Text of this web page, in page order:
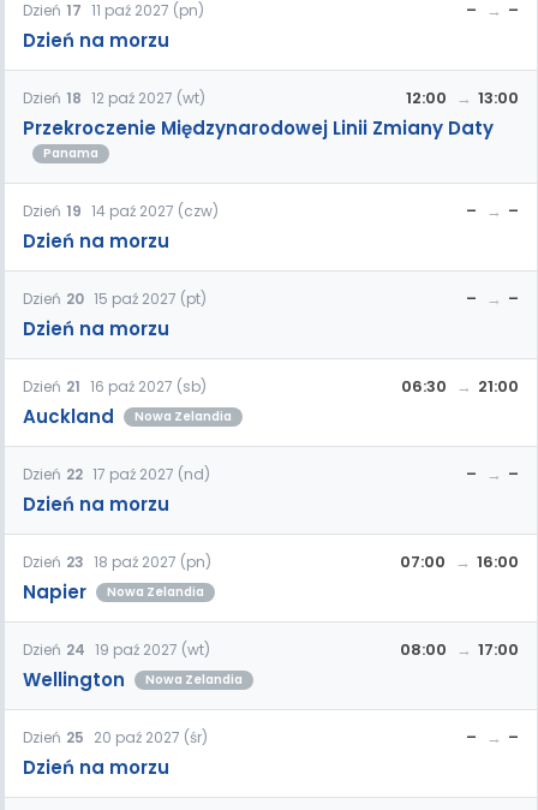
Dzień 17 11 paź 2027 (pn)
Dzień na morzu
– –
Dzień 18 12 paź 2027 (wt)
Przekroczenie Międzynarodowej Linii Zmiany Daty
Panama
12:00 13:00
Dzień 19 14 paź 2027 (czw)
Dzień na morzu
– –
Dzień 20 15 paź 2027 (pt)
Dzień na morzu
– –
Dzień 21 16 paź 2027 (sb)
Auckland Nowa Zelandia
06:30 21:00
Dzień 22 17 paź 2027 (nd)
Dzień na morzu
– –
Dzień 23 18 paź 2027 (pn)
Napier Nowa Zelandia
07:00 16:00
Dzień 24 19 paź 2027 (wt)
Wellington Nowa Zelandia
08:00 17:00
Dzień 25 20 paź 2027 (śr)
Dzień na morzu
– –